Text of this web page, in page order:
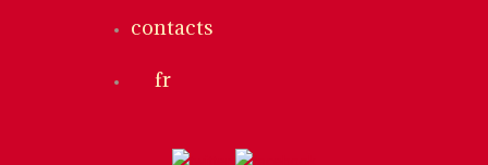
contacts
fr